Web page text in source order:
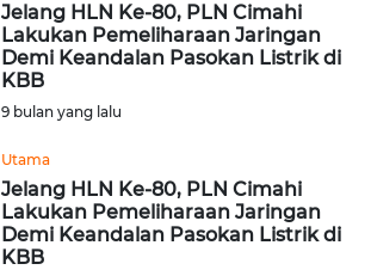
Jelang HLN Ke-80, PLN Cimahi
Lakukan Pemeliharaan Jaringan
Demi Keandalan Pasokan Listrik di
KBB
9 bulan yang lalu
Utama
Jelang HLN Ke-80, PLN Cimahi
Lakukan Pemeliharaan Jaringan
Demi Keandalan Pasokan Listrik di
KBB